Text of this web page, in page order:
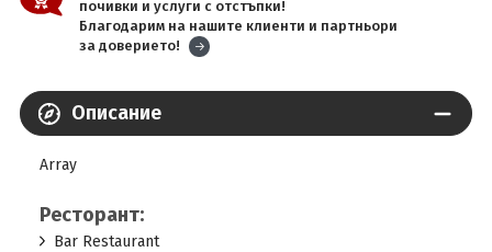
почивки и услуги с отстъпки!
Благодарим на нашите клиенти и партньори
за доверието!
Описание
Array
Ресторант:
Bar Restaurant